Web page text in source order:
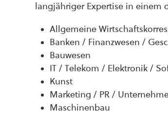
langjähriger Expertise in einem
Allgemeine
Banken / Finanzwesen /
Bauwesen
IT / Telekom / Elektronik /
Kunst
Marketing / PR /
Maschinenbau